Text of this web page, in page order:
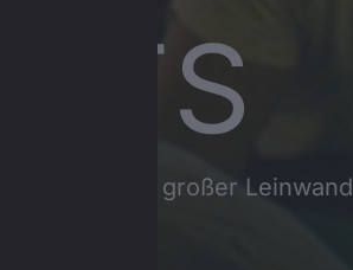
auf großer Leinwand